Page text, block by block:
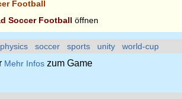
Football
Soccer Football öffnen
physics soccer sports unity world-cup
Mehr Infos zum Game